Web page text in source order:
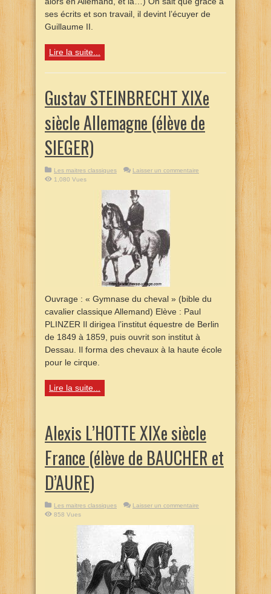
ses écrits et son travail, il devint l’écuyer de
Guillaume II.
Lire la suite...
Gustav STEINBRECHT XIXe
siècle Allemagne (élève de
SIEGER)
Les maitres classiques
Laisser un commentaire
1,080 Vues
Ouvrage : « Gymnase du cheval » (bible du
cavalier classique Allemand) Elève : Paul
PLINZER Il dirigea l’institut équestre de Berlin
de 1849 à 1859, puis ouvrit son institut à
Dessau. Il forma des chevaux à la haute école
pour le cirque.
Lire la suite...
Alexis L’HOTTE XIXe siècle
France (élève de BAUCHER et
D’AURE)
Les maitres classiques
Laisser un commentaire
858 Vues